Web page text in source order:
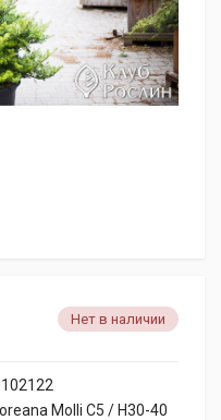
Нет в наличии
Molli C5 / H30-40